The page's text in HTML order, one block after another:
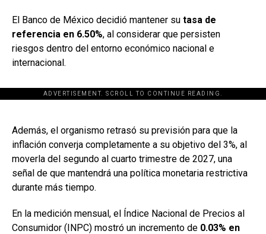
El Banco de México decidió mantener su tasa de
referencia en 6.50%, al considerar que persisten
riesgos dentro del entorno económico nacional e
internacional.
ADVERTISEMENT. SCROLL TO CONTINUE READING.
[adsforwp id="243463"]
Además, el organismo retrasó su previsión para que la
inflación converja completamente a su objetivo del 3%, al
moverla del segundo al cuarto trimestre de 2027, una
señal de que mantendrá una política monetaria restrictiva
durante más tiempo.
En la medición mensual, el Índice Nacional de Precios al
Consumidor (INPC) mostró un incremento de 0.03% en